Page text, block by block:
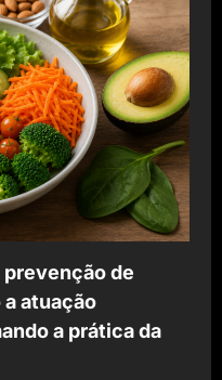
prevenção de
atuação
a prática da